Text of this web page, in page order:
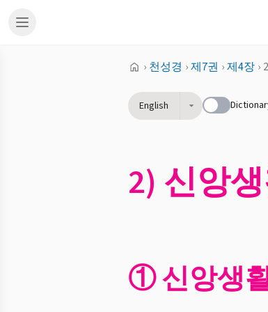
› 천성경 ›제7권 ›제4장 ›
English
2) 신앙
① 신앙생